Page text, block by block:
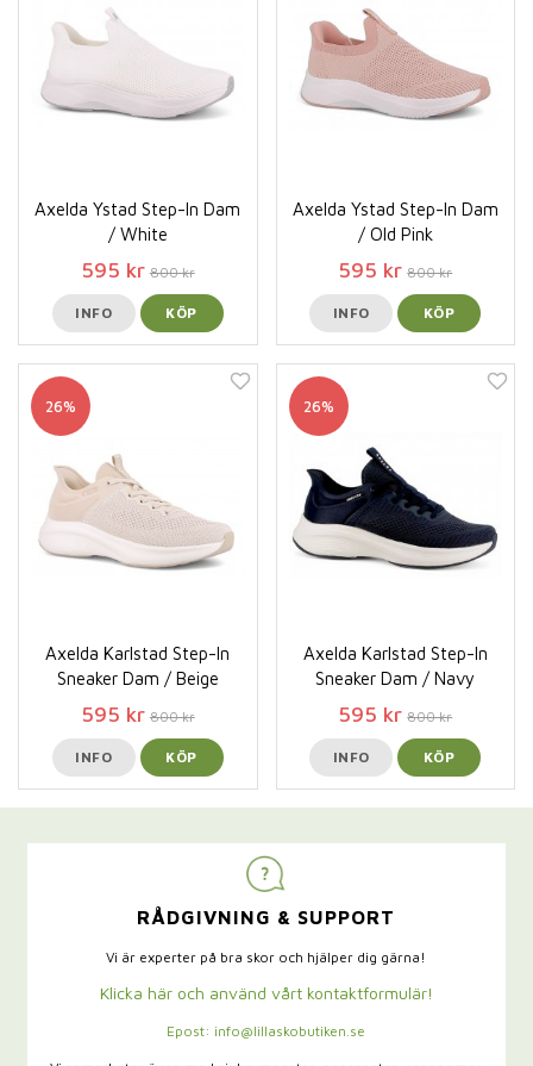
Axelda Ystad Step-In Dam
/ White
595 kr 800 kr
INFO KÖP
Axelda Ystad Step-In Dam
/ Old Pink
595 kr 800 kr
INFO KÖP
26%
Axelda Karlstad Step-In
Sneaker Dam / Beige
595 kr 800 kr
INFO KÖP
26%
Axelda Karlstad Step-In
Sneaker Dam / Navy
595 kr 800 kr
INFO KÖP
RÅDGIVNING & SUPPORT
Vi är experter på bra skor och hjälper dig gärna!
Klicka här och använd vårt kontaktformulär!
Epost: info@lillaskobutiken.se